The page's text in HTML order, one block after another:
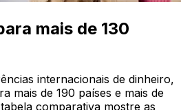
mais de 130
internacionais de dinheiro,
mais de 190 países e mais de
comparativa mostre as